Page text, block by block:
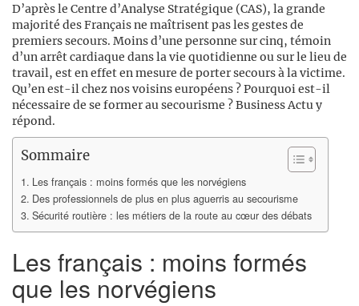
D’après le Centre d’Analyse Stratégique (CAS), la grande
majorité des Français ne maîtrisent pas les gestes de
premiers secours. Moins d’une personne sur cinq, témoin
d’un arrêt cardiaque dans la vie quotidienne ou sur le lieu de
travail, est en effet en mesure de porter secours à la victime.
Qu’en est-il chez nos voisins européens ? Pourquoi est-il
nécessaire de se former au secourisme ? Business Actu y
répond.
Sommaire
Les français : moins formés que les norvégiens
Des professionnels de plus en plus aguerris au secourisme
Sécurité routière : les métiers de la route au cœur des débats
Les français : moins formés
que les norvégiens